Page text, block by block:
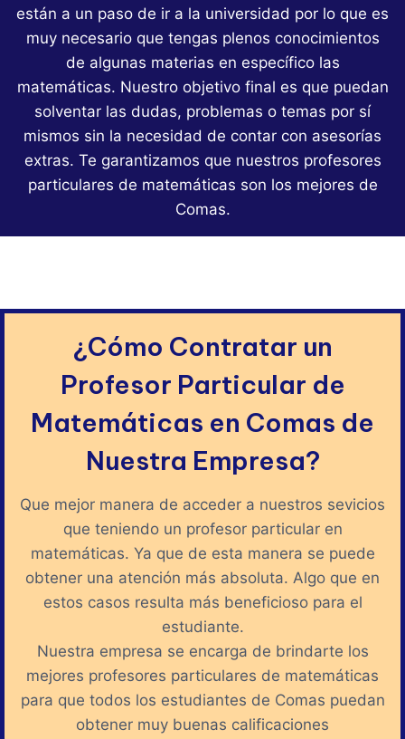
están a un paso de ir a la universidad por lo que es
muy necesario que tengas plenos conocimientos
de algunas materias en específico las
matemáticas. Nuestro objetivo final es que puedan
solventar las dudas, problemas o temas por sí
mismos sin la necesidad de contar con asesorías
extras. Te garantizamos que nuestros profesores
particulares de matemáticas son los mejores de
Comas.
¿Cómo Contratar un
Profesor Particular de
Matemáticas en Comas de
Nuestra Empresa?
Que mejor manera de acceder a nuestros sevicios
que teniendo un profesor particular en
matemáticas. Ya que de esta manera se puede
obtener una atención más absoluta. Algo que en
estos casos resulta más beneficioso para el
estudiante.
Nuestra empresa se encarga de brindarte los
mejores profesores particulares de matemáticas
para que todos los estudiantes de Comas puedan
obtener muy buenas calificaciones